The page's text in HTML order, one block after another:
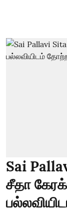
Sai
சீதா